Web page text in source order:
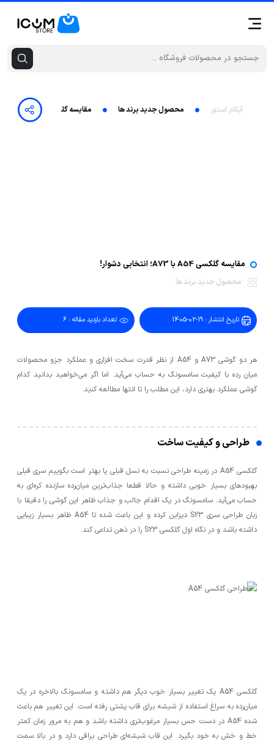
آیکام استور محصول جدید برند ها مقایسه گلکسی A54 با A73؛ انتخابی دشوار!
مقایسه گلکسی A54 با A73؛ انتخابی دشوار!
محصول جدید برند ها
تاریخ انتشار : 19-02-1405 تعداد بازدید مقاله : 6
هر دو گوشی A73 و A54 از نظر قدرت سخت افزاری و عملکرد جزو محصولات
میان رده با کیفیت سامسونگ به حساب می‌آید. اما اگر می‌خواهید بدانید کدام
گوشی عملکرد بهتری دارد، این مطلب را تا انتها مطالعه کنید.
طراحی و کیفیت ساخت
گلکسی A54 در زمینه طراحی نسبت به نسل قبلی یا بهتر است بگوییم سری قبلی
بهبودهای بسیار خوبی داشته و حالا قطعا جذاب‌ترین میان‌رده سازنده کره‌ای به
حساب می‌آید. سامسونگ در یک اقدام جالب و جذاب ظاهر این گوشی را دقیقا با
زبان طراحی سری S23 دیزاین کرده و این باعث شده تا A54 ظاهر بسیار زیبایی
داشته باشد و در نگاه اول گلکسی S23 را در ذهن تداعی کند.
گلکسی A54 یک تغییر بسیار خوب دیگر هم داشته و سامسونگ بالاخره در یک
میان‌رده به سراغ استفاده از شیشه برای قاب پشتی رفته است. این تغییر هم باعث
شده A54 در دست حس بسیار مرغوب‌تری داشته باشد و هم به مرور زمان کمتر
خط و خش به خود بگیرد. این قاب شیشه‌ای طراحی براقی دارد و در بالا سمت